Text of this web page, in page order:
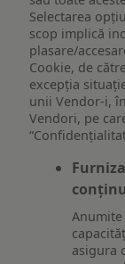
Selectarea
scop implică
plasare/
Cookie, de
excepția
unii Vendor-i,
Vendori, pe
asigura